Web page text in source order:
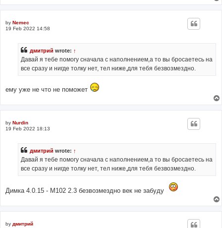
by Nemec
19 Feb 2022 14:58
дмитрий wrote: ↑
Давай я тебе помогу сначала с наполнением,а то вы бросаетесь на
все сразу и нигде толку нет, тел ниже,для тебя безвозмездно.
ему уже не что не поможет
by Nurdin
19 Feb 2022 18:13
дмитрий wrote: ↑
Давай я тебе помогу сначала с наполнением,а то вы бросаетесь на
все сразу и нигде толку нет, тел ниже,для тебя безвозмездно.
Димка 4.0.15 - М102 2.3 безвозмездно век не забуду
by дмитрий